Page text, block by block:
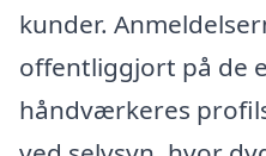
kunder.
offentliggjort på de
håndværkeres